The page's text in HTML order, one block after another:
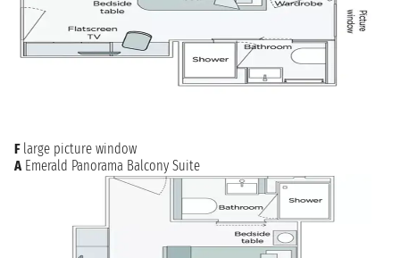
F large picture window
A Emerald Panorama Balcony Suite